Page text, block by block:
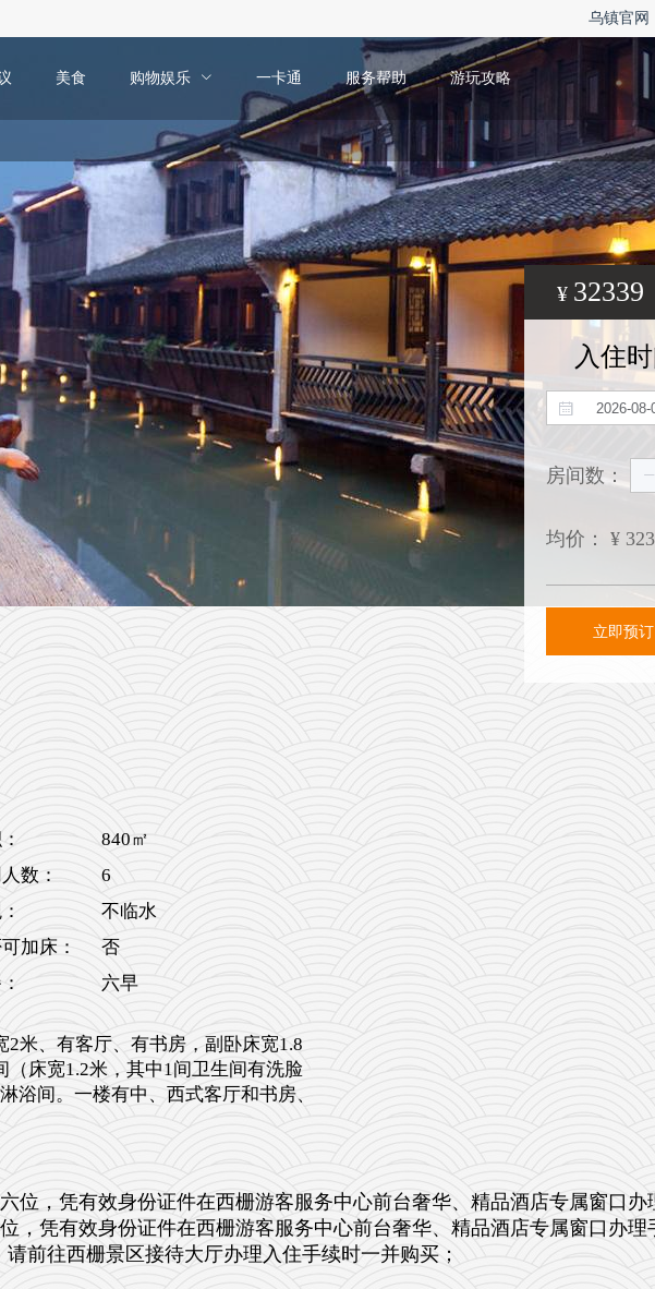
乌镇官网
美食 购物娱乐 一卡通 服务帮助 游玩攻略
¥ 32339
入住
房间数：
均价： ¥
立即预订
840㎡
数：
6
不临水
加床：
否
六早
米、有客厅、有书房，副卧床宽1.8
床宽1.2米，其中1间卫生间有洗脸
浴间。一楼有中、西式客厅和书房、
位，凭有效身份证件在西栅游客服务中心前台奢华、精品酒店专属窗口办
，凭有效身份证件在西栅游客服务中心前台奢华、精品酒店专属窗口办理
前往西栅景区接待大厅办理入住手续时一并购买；